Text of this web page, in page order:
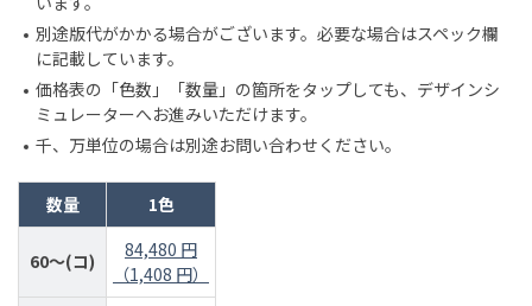
別途版代がかかる場合がございます。必要な場合はスペック欄
に記載しています。
価格表の「色数」「数量」の箇所をタップしても、デザインシ
ミュレーターへお進みいただけます。
千、万単位の場合は別途お問い合わせください。
数量 1色
60～(コ)
84,480 円
（1,408 円）